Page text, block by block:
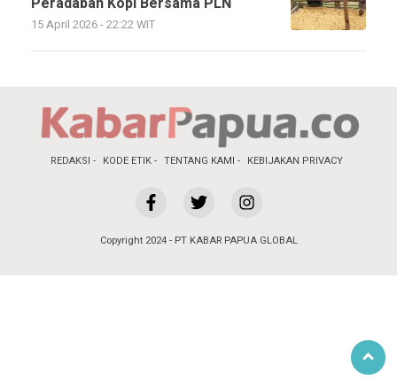
15 April 2026 - 22:22 WIT
REDAKSI KODE ETIK TENTANG KAMI KEBIJAKAN PRIVACY
Copyright 2024 - PT KABAR PAPUA GLOBAL